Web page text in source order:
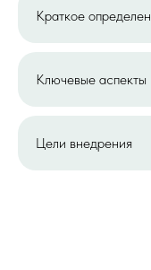
Краткое
Ключевые аспекты
Цели внедрения